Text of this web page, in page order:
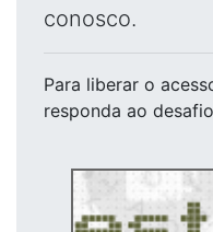
conosco.
Para liberar o
responda ao